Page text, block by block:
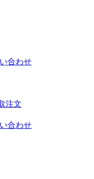
合わせ
注文
合わせ